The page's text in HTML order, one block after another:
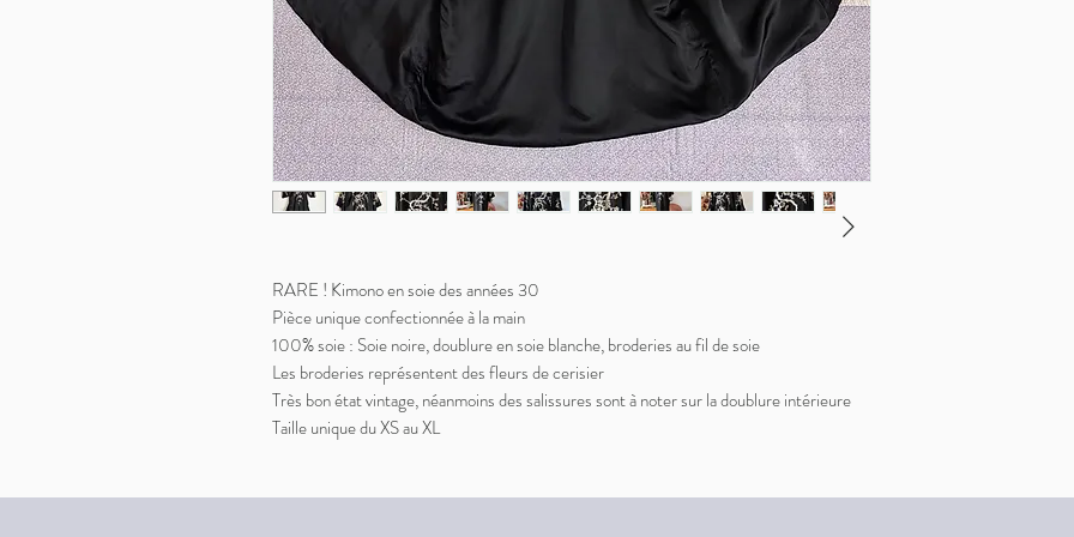
RARE ! Kimono en soie des années 30
Pièce unique confectionnée à la main
100% soie : Soie noire, doublure en soie blanche, broderies au fil de soie
Les broderies représentent des fleurs de cerisier
Très bon état vintage, néanmoins des salissures sont à noter sur la doublure intérieure
Taille unique du XS au XL